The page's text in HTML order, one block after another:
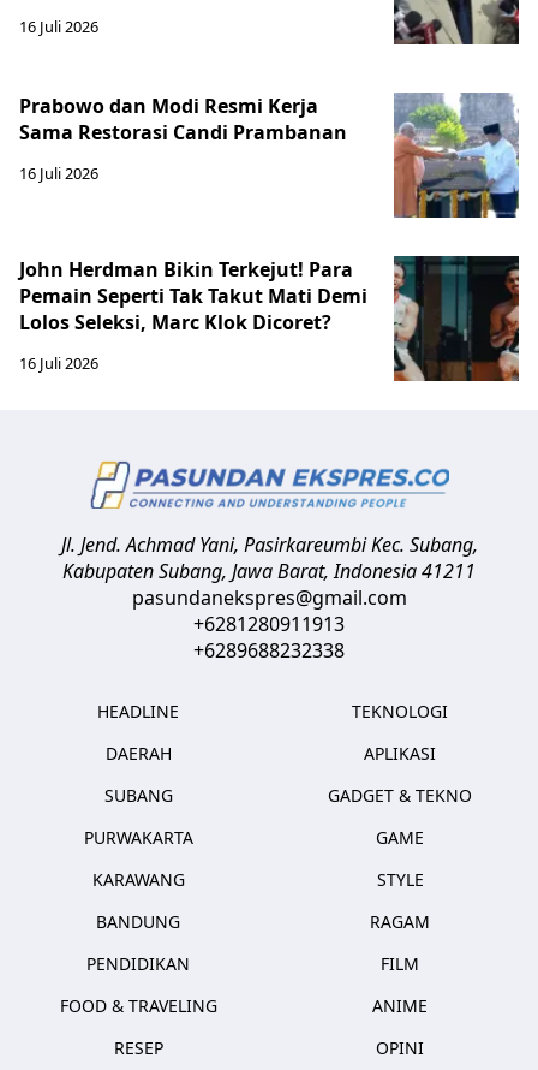
16 Juli 2026
Prabowo dan Modi Resmi Kerja
Sama Restorasi Candi Prambanan
16 Juli 2026
John Herdman Bikin Terkejut! Para
Pemain Seperti Tak Takut Mati Demi
Lolos Seleksi, Marc Klok Dicoret?
16 Juli 2026
Jl. Jend. Achmad Yani, Pasirkareumbi Kec. Subang,
Kabupaten Subang, Jawa Barat,Indonesia41211
pasundanekspres@gmail.com
+6281280911913
+6289688232338
HEADLINE
DAERAH
SUBANG
PURWAKARTA
KARAWANG
BANDUNG
PENDIDIKAN
FOOD & TRAVELING
RESEP
TEKNOLOGI
APLIKASI
GADGET & TEKNO
GAME
STYLE
RAGAM
FILM
ANIME
OPINI